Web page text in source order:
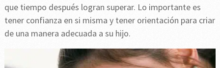
que tiempo después logran superar. Lo importante es
tener confianza en si misma y tener orientación para criar
de una manera adecuada a su hijo.